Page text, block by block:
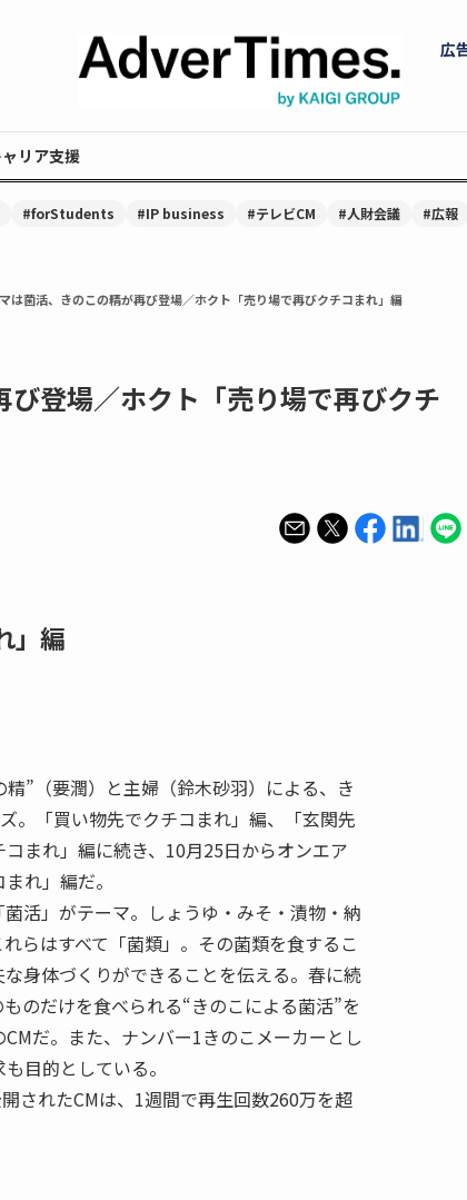
広
リア支援
#forStudents #IP business #テレビCM #人財会議 #広報
は菌活、きのこの精が再び登場／ホクト「売り場で再びクチコまれ」編
登場／ホクト「売り場で再びクチ
」編
”（要潤）と主婦（鈴木砂羽）による、き
。「買い物先でクチコまれ」編、「玄関先
まれ」編に続き、10月25日からオンエア
れ」編だ。
活」がテーマ。しょうゆ・みそ・漬物・納
らはすべて「菌類」。その菌類を食するこ
身体づくりができることを伝える。春に続
のだけを食べられる“きのこによる菌活”を
だ。また、ナンバー1きのこメーカーとし
目的としている。
されたCMは、1週間で再生回数260万を超